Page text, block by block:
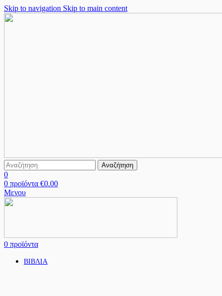
Skip to navigation Skip to main content
Αναζήτηση
0
0 προϊόντα €0.00
Μενου
0 προϊόντα
ΒΙΒΛΙΑ